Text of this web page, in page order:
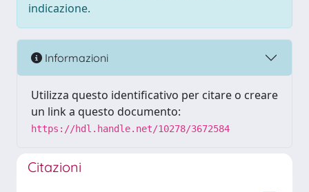
indicazione.
Informazioni
Utilizza questo identificativo per citare o creare
un link a questo documento:
https://hdl.handle.net/10278/3672584
Citazioni